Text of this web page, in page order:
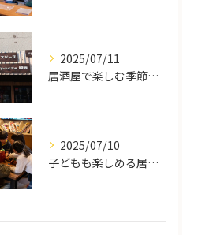
2025/07/11
居酒屋で楽しむ季節の味覚と生中継スポーツ観戦
2025/07/10
子どもも楽しめる居酒屋の魅力